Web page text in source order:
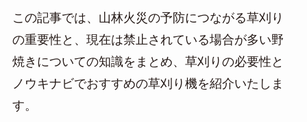
この記事では、山林火災の予防につながる草刈り
の重要性と、現在は禁止されている場合が多い野
焼きについての知識をまとめ、草刈りの必要性と
ノウキナビでおすすめの草刈り機を紹介いたしま
す。